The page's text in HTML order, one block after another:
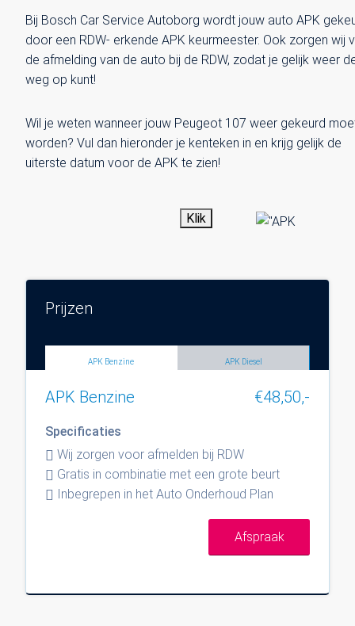
Bij Bosch Car Service Autoborg wordt jouw auto APK
door een RDW- erkende APK keurmeester. Ook zorgen wij
de afmelding van de auto bij de RDW, zodat je gelijk weer
weg op kunt!
Wil je weten wanneer jouw Peugeot 107 weer gekeurd
worden? Vul dan hieronder je kenteken in en krijg gelijk de
uiterste datum voor de APK te zien!
Klik
Prijzen
APK Benzine APK Diesel
APK Benzine €48,50,-
Specificaties
Wij zorgen voor afmelden bij RDW
Gratis in combinatie met een grote beurt
Inbegrepen in het Auto Onderhoud Plan
Afspraak